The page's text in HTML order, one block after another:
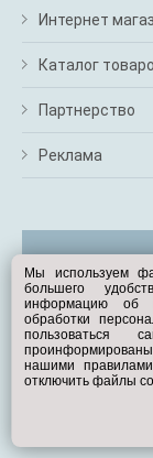
Интернет
Каталог
Партнерство
Реклама
Мы используем
большего
информацию об
обработки
пользоваться
нашими
отключить файлы